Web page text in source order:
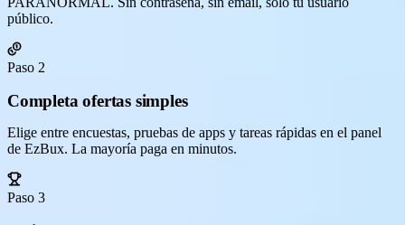
público.
Paso 2
Completa ofertas simples
Elige entre encuestas, pruebas de apps y tareas rápidas en el panel
de EzBux. La mayoría paga en minutos.
Paso 3